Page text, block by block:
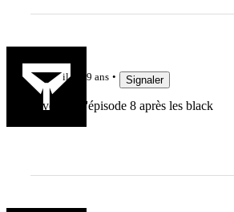
il y a 9 ans Signaler
Vivement l'épisode 8 après les black